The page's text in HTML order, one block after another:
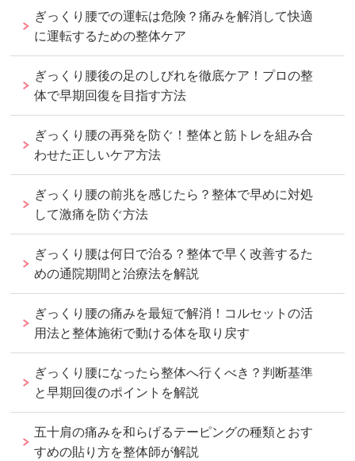
ぎっくり腰での運転は危険？痛みを解消して快適
に運転するための整体ケア
ぎっくり腰後の足のしびれを徹底ケア！プロの整
体で早期回復を目指す方法
ぎっくり腰の再発を防ぐ！整体と筋トレを組み合
わせた正しいケア方法
ぎっくり腰の前兆を感じたら？整体で早めに対処
して激痛を防ぐ方法
ぎっくり腰は何日で治る？整体で早く改善するた
めの通院期間と治療法を解説
ぎっくり腰の痛みを最短で解消！コルセットの活
用法と整体施術で動ける体を取り戻す
ぎっくり腰になったら整体へ行くべき？判断基準
と早期回復のポイントを解説
五十肩の痛みを和らげるテーピングの種類とおす
すめの貼り方を整体師が解説